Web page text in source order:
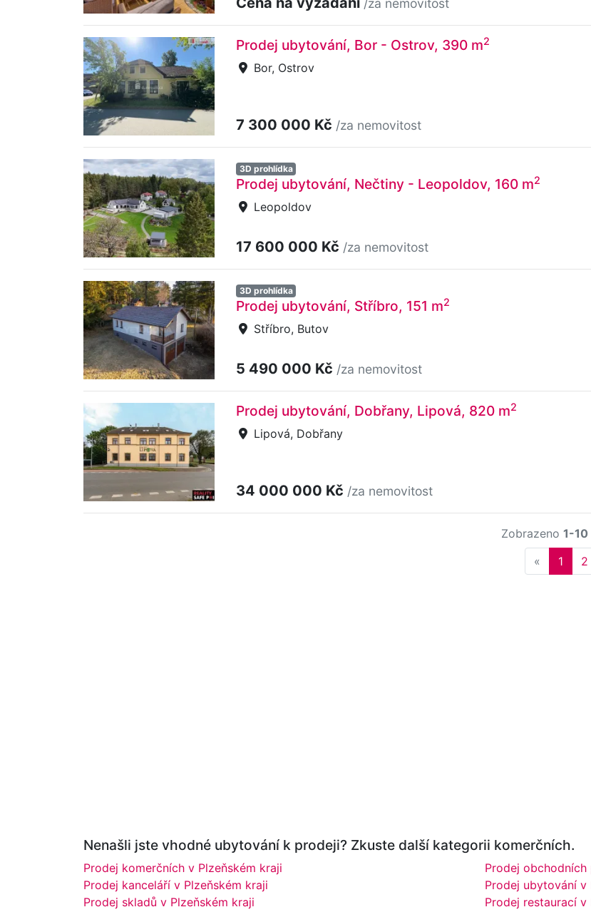
/za nemovitost
Prodej ubytování, Bor - Ostrov, 390 m2
Bor, Ostrov
7 300 000 Kč /za nemovitost
3D prohlídka
Prodej ubytování, Nečtiny - Leopoldov, 160 m2
Leopoldov
17 600 000 Kč /za nemovitost
3D prohlídka
Prodej ubytování, Stříbro, 151 m2
Stříbro, Butov
5 490 000 Kč /za nemovitost
Prodej ubytování, Dobřany, Lipová, 820 m2
Lipová, Dobřany
34 000 000 Kč /za nemovitost
Zobrazeno 1-10
« Previous
1 2
Nenašli jste vhodné ubytování k prodeji? Zkuste další kategorii komerčních.
Prodej komerčních v Plzeňském kraji
Prodej kanceláří v Plzeňském kraji
Prodej skladů v Plzeňském kraji
Prodej
Prodej ubytování v
Prodej restaurací v